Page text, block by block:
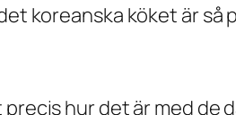
koreanska köket är
precis hur det är med